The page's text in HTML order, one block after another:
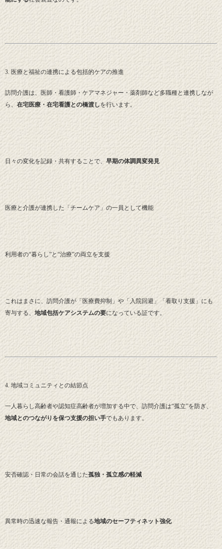
3. 医療と福祉の連携による包括的ケアの推進
訪問介護は、医師・看護師・ケアマネジャー・薬剤師など多職種と連携しなが
ら、 在宅医療・在宅看護との橋渡しを行います。
日々の変化を記録・共有することで、 早期の体調異変発見
医療と介護が連携した「チームケア」の一員として機能
利用者の“暮らし”と“治療”の両立を支援
これはまさに、訪問介護が「医療費抑制」や「入院回避」「看取り支援」にも
寄与する、 地域包括ケアシステムの要になっている証です。
4. 地域コミュニティとの結節点
一人暮らし高齢者や認知症高齢者が増加する中で、訪問介護は“孤立”を防ぎ、
地域とのつながりを保つ支援の担い手でもあります。
安否確認・日常の会話を通じた孤独・孤立感の軽減
異常時の迅速な報告・通報による地域のセーフティネット強化